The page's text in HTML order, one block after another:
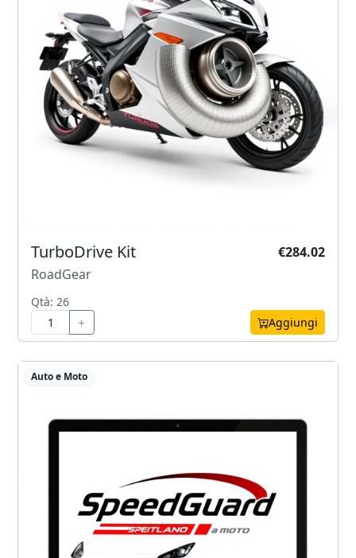
TurboDrive Kit
RoadGear
€284.02
Qtà: 26
Aggiungi
Auto e Moto